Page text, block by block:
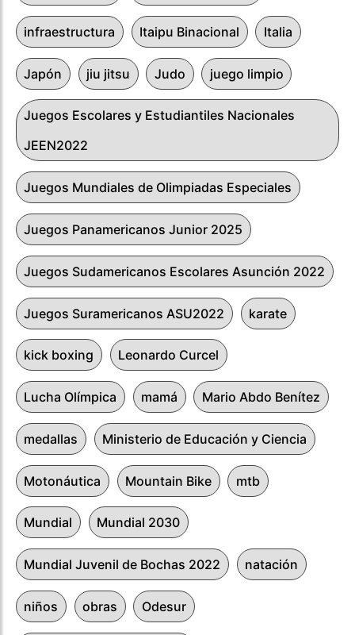
infraestructura Itaipu Binacional Italia
Japón jiu jitsu Judo juego limpio
Juegos Escolares y Estudiantiles Nacionales
JEEN2022
Juegos Mundiales de Olimpiadas Especiales
Juegos Panamericanos Junior 2025
Juegos Sudamericanos Escolares Asunción 2022
Juegos Suramericanos ASU2022 karate
kick boxing Leonardo Curcel
Lucha Olímpica mamá Mario Abdo Benítez
medallas Ministerio de Educación y Ciencia
Motonáutica Mountain Bike mtb
Mundial Mundial 2030
Mundial Juvenil de Bochas 2022 natación
niños obras Odesur